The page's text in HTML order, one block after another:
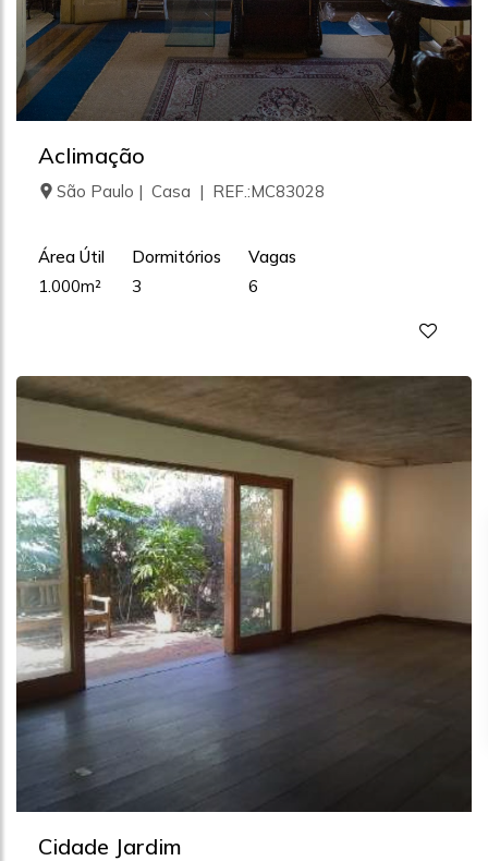
Aclimação
São Paulo | Casa | REF.:MC83028
Área Útil
1.000m²
Dormitórios
3
Vagas
6
Cidade Jardim